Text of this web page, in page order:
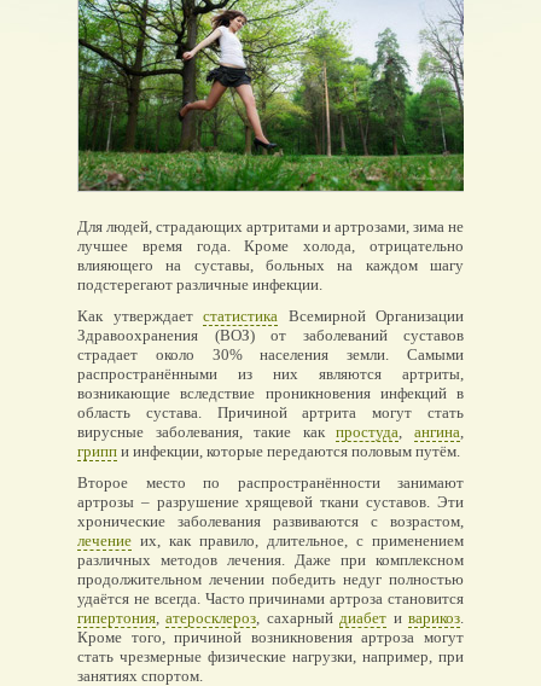
Для людей, страдающих артритами и артрозами, зима не
лучшее время года. Кроме холода, отрицательно
влияющего на суставы, больных на каждом шагу
подстерегают различные инфекции.
Как утверждает статистика Всемирной Организации
Здравоохранения (ВОЗ) от заболеваний суставов
страдает около 30% населения земли. Самыми
распространёнными из них являются артриты,
возникающие вследствие проникновения инфекций в
область сустава. Причиной артрита могут стать
вирусные заболевания, такие какпростуда,ангина,
грипп и инфекции, которые передаются половым путём.
Второе место по распространённости занимают
артрозы – разрушение хрящевой ткани суставов. Эти
хронические заболевания развиваются с возрастом,
лечение их, как правило, длительное, с применением
различных методов лечения. Даже при комплексном
продолжительном лечении победить недуг полностью
удаётся не всегда. Часто причинами артроза становится
гипертония,атеросклероз, сахарныйдиабет иварикоз.
Кроме того, причиной возникновения артроза могут
стать чрезмерные физические нагрузки, например, при
занятиях спортом.